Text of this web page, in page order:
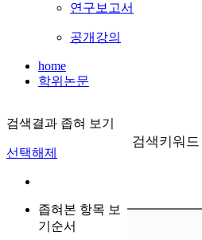
연구보고서
공개강의
home
학위논문
검색결과 좁혀 보기
선택해제
좁혀본 항목 보
기순서
검색키워드